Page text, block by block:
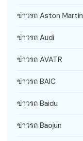
ข่าวรถ Aston Martin
ข่าวรถ Audi
ข่าวรถ AVATR
ข่าวรถ BAIC
ข่าวรถ Baidu
ข่าวรถ Baojun